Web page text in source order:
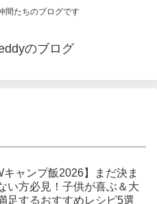
間たちのブログです
のブログ
キャンプ飯2026】まだ決ま
い方必見！子供が喜ぶ＆大
足するおすすめレシピ5選